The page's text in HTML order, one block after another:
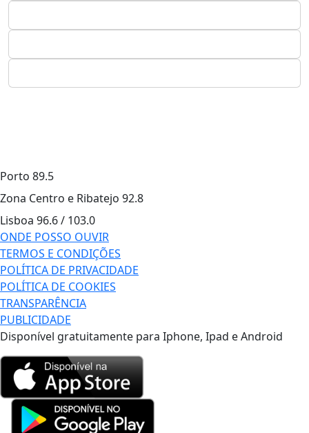
Porto 89.5
Zona Centro e Ribatejo 92.8
Lisboa 96.6 / 103.0
ONDE POSSO OUVIR
TERMOS E CONDIÇÕES
POLÍTICA DE PRIVACIDADE
POLÍTICA DE COOKIES
TRANSPARÊNCIA
PUBLICIDADE
Disponível gratuitamente para Iphone, Ipad e Android